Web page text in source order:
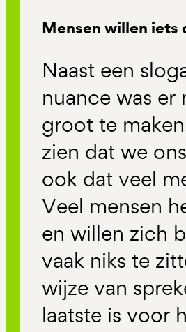
Mensen willen iets
Naast een
nuance was
groot te
zien dat we
ook dat veel
Veel mensen
en willen zich
vaak niks te
wijze van
laatste is voor